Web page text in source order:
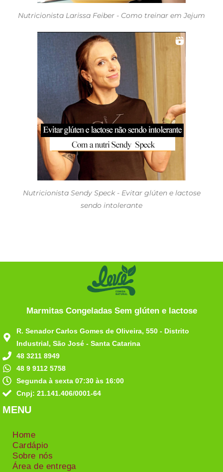
Nutricionista Larissa Feiber - Como treinar em Jejum
Nutricionista Sendy Speck - Evitar glúten e lactose
sendo intolerante
Marmitas Congeladas Sem glúten e lactose
R. Senador Carlos Gomes de Oliveira, 550 - Distrito
Industrial, São José - Santa Catarina
48 3211 8949
48 9 9112 5758
Segunda à sexta 07:30 às 16:00
Cnpj: 21.141.406/0001-64
MENU
Home
Cardápio
Sobre nós
Área de entrega